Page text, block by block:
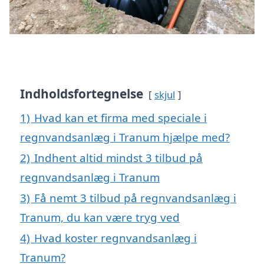
Indholdsfortegnelse skjul
1) Hvad kan et firma med speciale i
regnvandsanlæg i Tranum hjælpe med?
2) Indhent altid mindst 3 tilbud på
regnvandsanlæg i Tranum
3) Få nemt 3 tilbud på regnvandsanlæg i
Tranum, du kan være tryg ved
4) Hvad koster regnvandsanlæg i
Tranum?